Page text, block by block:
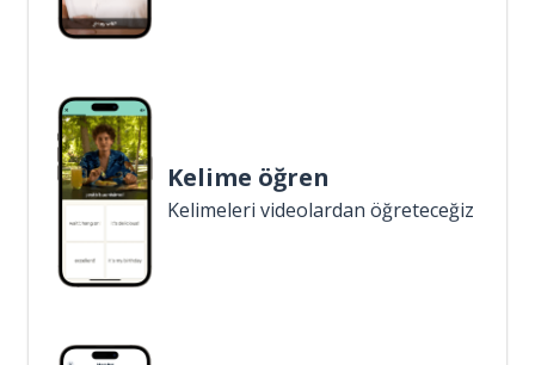
Kelime öğren
Kelimeleri videolardan öğreteceğiz